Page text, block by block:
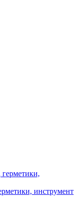
инструмент